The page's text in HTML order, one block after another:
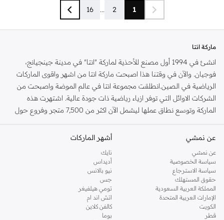
1
2
...
16
ماركة انتا
انشئ في 1994 أول مصنع للأحذية لماركة "انتا" في مدينة جينجيانج،
فوجيان. والآن في وقتنا هذا اصبحت ماركة انتا من اشهر واقوى الماركات
الرياضية في الصين.انطلقت مجموعة انتا في عالم الموضة واصبحت من
الشركات الاوائل التي توفر ازياء رياضية ذات جودة عالية. اشتهرت هذه
الماركة وتوسع نطاق عملها ليشمل الآن اكثر من 7,500 متجر وفروع حول
العالم.ولتكون "انتا" دوما في المقدمة، تسعى هذه الماركة على الدوام
بتقديم افضل التكنولوجيا الرياضية في الصين. والذي هو من اهم اهدافها.
ولتوفير احتياجات واهتمامات المستهلك، تعنى "انتا" بأحدث واجدد
التقنيات الرياضية المتطورة. وتتعاون مع شركات عالمية كبيرة مختصة
بتصنيع وتطوير اهم التكنولوجيا الحديثة في الاقمشة والمواد التي تصمم
منها الملابس الرياضية، لتمنح المستهلك قطع رياضية بأحدث التقنيات
لتلائم احتياجاته. لاشهار اسم "انتا" في نطاق اكبر، تعاونت "انتا" مع العديد
من اللاعبين الرياضيين المشهورين ليكونوا متحدثين بالنيابة عنها. فهي الآن
عن نمشي
عن نمشي
سياسة الخصوصية
سياسة الاسترجاع
حقوق المستهلك
المملكة العربية السعودية
الإمارات العربية المتحدة
الكويت
قطر
أشهر الماركات
نايك
أديداس
نيو بالانس
جس
تومي هيلفيغر
اتش اند ام
كالفن كلاين
بوما